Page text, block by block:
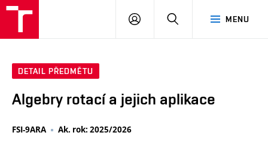
MENU
PŘIHLÁSIT
DETAIL PŘEDMĚTU
Algebry rotací a jejich aplikace
FSI-9ARA Ak. rok: 2025/2026